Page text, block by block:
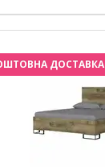
ДОСТАВКА